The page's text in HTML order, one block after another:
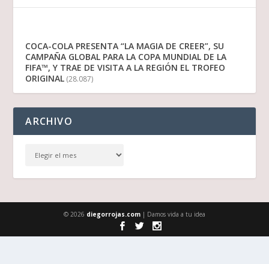
COCA-COLA PRESENTA “LA MAGIA DE CREER”, SU
CAMPAÑA GLOBAL PARA LA COPA MUNDIAL DE LA
FIFA™, Y TRAE DE VISITA A LA REGIÓN EL TROFEO
ORIGINAL (28.087)
ARCHIVO
© 2026 diegorrojas.com | Damos vida a tu idea